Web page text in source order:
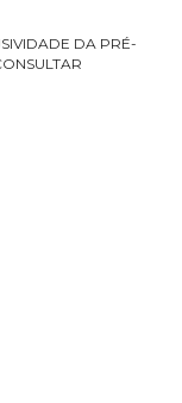
DA PRÉ-